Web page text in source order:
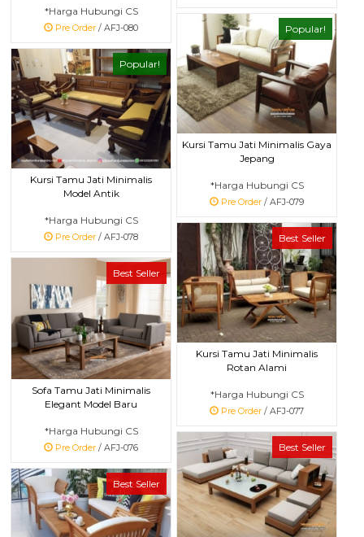
*Harga Hubungi CS
Pre Order / AFJ-080 Popular!
Kursi Tamu Jati Minimalis Gaya
Jepang
*Harga Hubungi CS
Pre Order / AFJ-079
Popular!
Kursi Tamu Jati Minimalis
Model Antik
*Harga Hubungi CS
Pre Order / AFJ-078 Best Seller
Kursi Tamu Jati Minimalis
Rotan Alami
*Harga Hubungi CS
Pre Order / AFJ-077
Best Seller
Sofa Tamu Jati Minimalis
Elegant Model Baru
*Harga Hubungi CS
Pre Order / AFJ-076 Best Seller
Best Seller